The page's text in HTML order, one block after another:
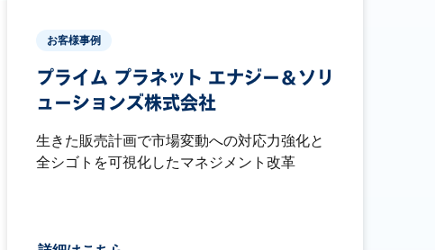
お客様事例
プライム プラネット エナジー＆ソリ
ューションズ株式会社
生きた販売計画で市場変動への対応力強化と
全シゴトを可視化したマネジメント改革